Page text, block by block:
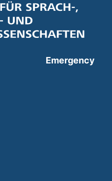
in a new window)
Emergency